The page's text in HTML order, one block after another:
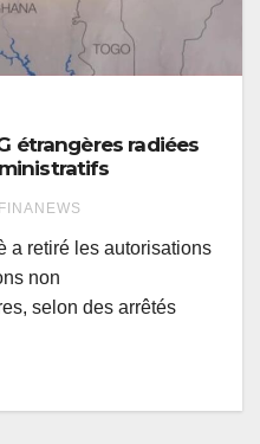
étrangères radiées
a retiré les autorisations
non
selon des arrêtés